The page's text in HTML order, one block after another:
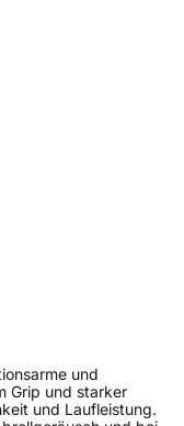
und
Grip und starker
und Laufleistung.